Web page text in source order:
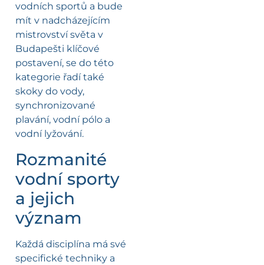
vodních sportů a bude
mít v nadcházejícím
mistrovství světa v
Budapešti klíčové
postavení, se do této
kategorie řadí také
skoky do vody,
synchronizované
plavání, vodní pólo a
vodní lyžování.
Rozmanité
vodní sporty
a jejich
význam
Každá disciplína má své
specifické techniky a